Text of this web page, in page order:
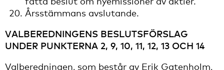
Årsstämmans avslutande.
VALBEREDNINGENS BESLUTSFÖRSLAG
UNDER PUNKTERNA 2, 9, 10, 11, 12, 13 OCH 14
Valberedningen, som består av Erik Gatenholm,